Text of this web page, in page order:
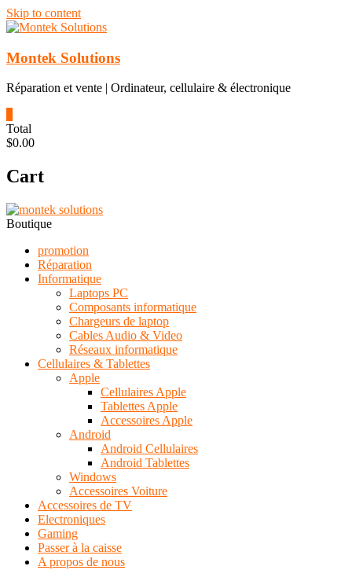
Skip to content
Montek Solutions
Réparation et vente | Ordinateur, cellulaire & électronique
Total
$0.00
Cart
Boutique
promotion
Réparation
Informatique
Laptops PC
Composants informatique
Chargeurs de laptop
Cables Audio & Video
Réseaux informatique
Cellulaires & Tablettes
Apple
Cellulaires Apple
Tablettes Apple
Accessoires Apple
Android
Android Cellulaires
Android Tablettes
Windows
Accessoires Voiture
Accessoires de TV
Electroniques
Gaming
Passer à la caisse
A propos de nous